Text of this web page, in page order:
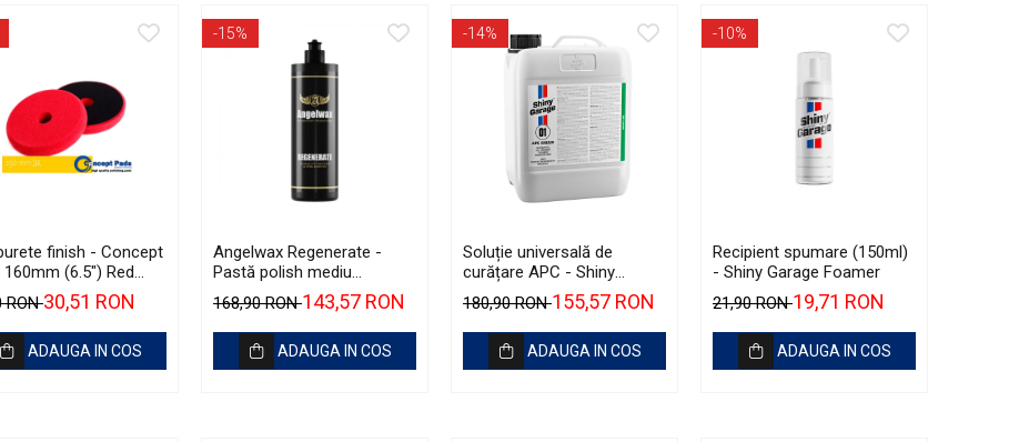
finish - Concept
160mm (6.5") Red
Pad
RON30,51 RON
ADAUGA IN COS
-15%
Angelwax Regenerate -
Pastă polish mediu
abrazivă şi One Step
(Medium Cut, 500ml)
168,90 RON143,57 RON
ADAUGA IN COS
-14%
Soluție universală de
curățare APC - Shiny
Garage APC Green (5L)
180,90 RON155,57 RON
ADAUGA IN COS
-10%
Recipient spumare (150ml)
- Shiny Garage Foamer
21,90 RON19,71 RON
ADAUGA IN COS